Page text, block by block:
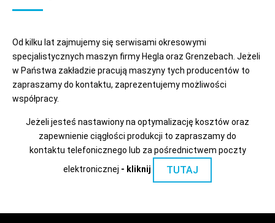
Od kilku lat zajmujemy się serwisami okresowymi
specjalistycznych maszyn firmy Hegla oraz Grenzebach. Jeżeli
w Państwa zakładzie pracują maszyny tych producentów to
zapraszamy do kontaktu, zaprezentujemy możliwości
współpracy.
Jeżeli jesteś nastawiony na optymalizację kosztów oraz
zapewnienie ciągłości produkcji to zapraszamy do
kontaktu telefonicznego lub za pośrednictwem poczty
elektronicznej - kliknij TUTAJ